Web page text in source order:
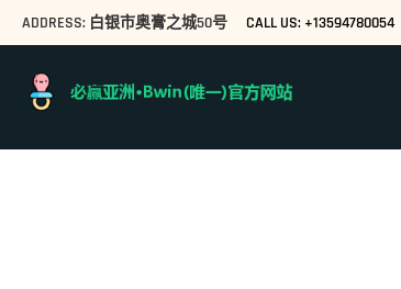
ADDRESS: 白银市奥膏之城50号 CALL US: +13594780054